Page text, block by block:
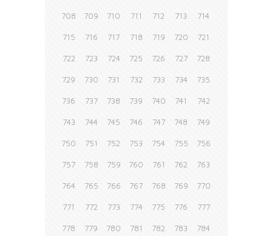
708 709 710 711 712 713 714
715 716 717 718 719 720 721
722 723 724 725 726 727 728
729 730 731 732 733 734 735
736 737 738 739 740 741 742
743 744 745 746 747 748 749
750 751 752 753 754 755 756
757 758 759 760 761 762 763
764 765 766 767 768 769 770
771 772 773 774 775 776 777
778 779 780 781 782 783 784